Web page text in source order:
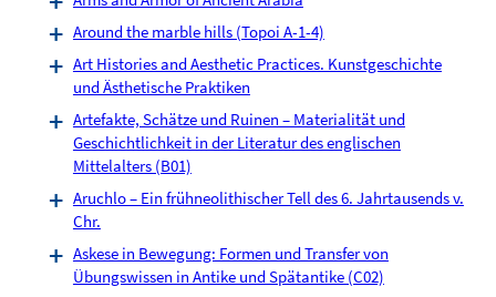
Around the marble hills (Topoi A-1-4)
Art Histories and Aesthetic Practices. Kunstgeschichte
und Ästhetische Praktiken
Artefakte, Schätze und Ruinen – Materialität und
Geschichtlichkeit in der Literatur des englischen
Mittelalters (B01)
Aruchlo – Ein frühneolithischer Tell des 6. Jahrtausends v.
Chr.
Askese in Bewegung: Formen und Transfer von
Übungswissen in Antike und Spätantike (C02)